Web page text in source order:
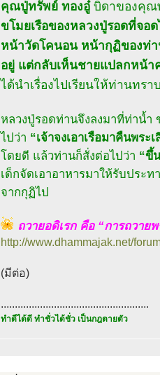
คุณปู่ทรัพย์ ทองอู๋บิดาของคุณ
ขโมยเรือของหลวงปู่รอดที่จอ
หน้าวัดโคนอน หน้ากุฏิของท่า
อยู่ แต่กลับเห็นชายแปลกหน้า
ได้นำเรื่องไปเรียนให้ท่านทรา
หลวงปู่รอดท่านจึงลงมาที่ท่าน้
ไปว่า “เจ้าจงเอาเรือมาคืนพร
โดยดี แล้วท่านก็สั่งต่อไปว่า “ขึ้
เด็กจัดเอาอาหารมาให้รับประ
จากกุฏิไป
ถวายอดิเรก คือ “การถวาย
http://www.dhammajak.net/
(มีต่อ)
.....................................................
ทำดีได้ดี ทำชั่วได้ชั่ว เป็นกฎตายตัว